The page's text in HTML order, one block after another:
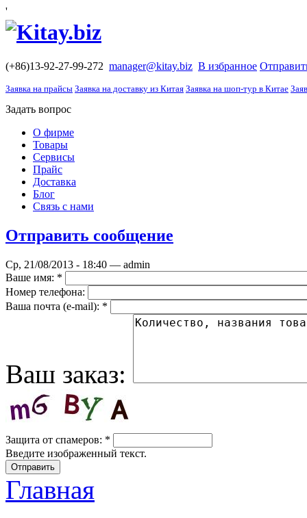
'
(+86)13-92-27-99-272 manager@kitay.biz В избранное
Заявка на прайсы Заявка на доставку из Китая Заявка на шоп-тур в Китае
Задать вопрос
О фирме
Товары
Сервисы
Прайс
Доставка
Блог
Связь с нами
Отправить сообщение
Ср, 21/08/2013 - 18:40 — admin
Ваше имя: *
Номер телефона:
Ваша почта (е-mail): *
Ваш заказ:
Защита от спамеров: *
Введите изображенный текст.
Главная